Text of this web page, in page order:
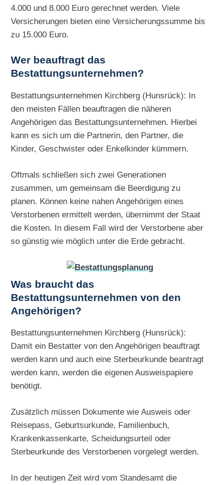
4.000 und 8.000 Euro gerechnet werden. Viele
Versicherungen bieten eine Versicherungssumme bis
zu 15.000 Euro.
Wer beauftragt das
Bestattungsunternehmen?
Bestattungsunternehmen Kirchberg (Hunsrück): In
den meisten Fällen beauftragen die näheren
Angehörigen das Bestattungsunternehmen. Hierbei
kann es sich um die Partnerin, den Partner, die
Kinder, Geschwister oder Enkelkinder kümmern.
Oftmals schließen sich zwei Generationen
zusammen, um gemeinsam die Beerdigung zu
planen. Können keine nahen Angehörigen eines
Verstorbenen ermittelt werden, übernimmt der Staat
die Kosten. In diesem Fall wird der Verstorbene aber
so günstig wie möglich unter die Erde gebracht.
Was braucht das
Bestattungsunternehmen von den
Angehörigen?
Bestattungsunternehmen Kirchberg (Hunsrück):
Damit ein Bestatter von den Angehörigen beauftragt
werden kann und auch eine Sterbeurkunde beantragt
werden kann, werden die eigenen Ausweispapiere
benötigt.
Zusätzlich müssen Dokumente wie Ausweis oder
Reisepass, Geburtsurkunde, Familienbuch,
Krankenkassenkarte, Scheidungsurteil oder
Sterbeurkunde des Verstorbenen vorgelegt werden.
In der heutigen Zeit wird vom Standesamt die